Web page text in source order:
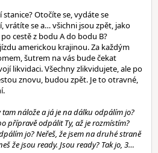
Otočíte se, vydáte se
vrátíte se a… všichni jsou zpět, jako
cestě z bodu A do bodu B?
americkou krajinou. Za každým
šutrem na vás bude čekat
likvidaci. Všechny zlikvidujete, ale po
znovu, budou zpět. Je to otravné,
nálože a já je na dálku odpálím jo?
přípravě odpálit Ty, až je rozmístím?
jo? Neřeš, že jsem na druhé straně
že jsou ready. Jsou ready? Tak jo, 3…